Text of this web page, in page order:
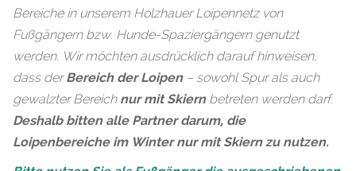
Bereiche in unserem Holzhauer Loipennetz von
Fußgängern bzw. Hunde-Spaziergängern genutzt
werden. Wir möchten ausdrücklich darauf hinweisen,
dass derBereich der Loipen– sowohl Spur als auch
gewalzter Bereich nur mit Skiernbetreten werden darf.
Deshalb bitten alle Partner darum, die
Loipenbereiche im Winter nur mit Skiern zu nutzen.